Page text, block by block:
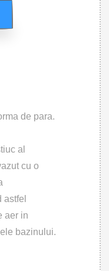
de para.
al
cu o
aer in
bazinului.